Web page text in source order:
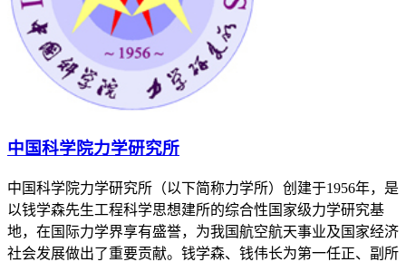
中国科学院力学研究所
中国科学院力学研究所（以下简称力学所）创建于1956年，是
以钱学森先生工程科学思想建所的综合性国家级力学研究基
地，在国际力学界享有盛誉，为我国航空航天事业及国家经济
社会发展做出了重要贡献。钱学森、钱伟长为第一任正、副所